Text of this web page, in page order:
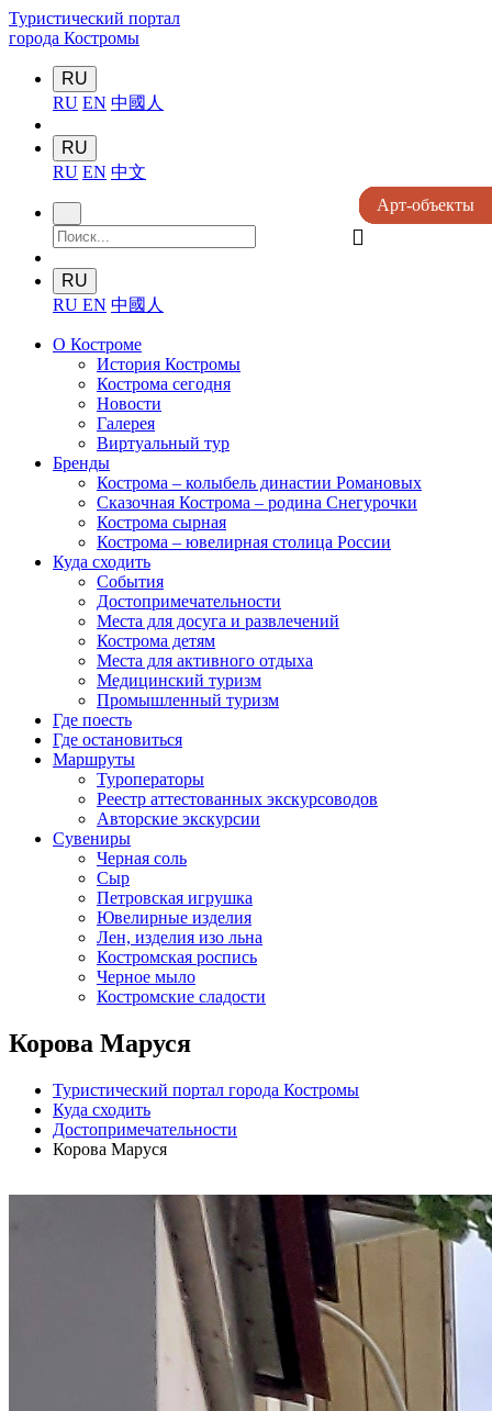
Туристический портал
города Костромы
RU
RU EN 中國人
RU
RU EN 中文
󰍉
RU
RU EN 中國人
О Костроме
История Костромы
Кострома сегодня
Новости
Галерея
Виртуальный тур
Бренды
Кострома – колыбель династии Романовых
Сказочная Кострома – родина Снегурочки
Кострома сырная
Кострома – ювелирная столица России
Куда сходить
События
Достопримечательности
Места для досуга и развлечений
Кострома детям
Места для активного отдыха
Медицинский туризм
Промышленный туризм
Где поесть
Где остановиться
Маршруты
Туроператоры
Реестр аттестованных экскурсоводов
Авторские экскурсии
Сувениры
Черная соль
Сыр
Петровская игрушка
Ювелирные изделия
Лен, изделия изо льна
Костромская роспись
Черное мыло
Костромские сладости
Корова Маруся
Туристический портал города Костромы
Куда сходить
Достопримечательности
Корова Маруся
Арт-объекты
Арт-объекты
Арт-объекты
Арт-объекты
Арт-объекты